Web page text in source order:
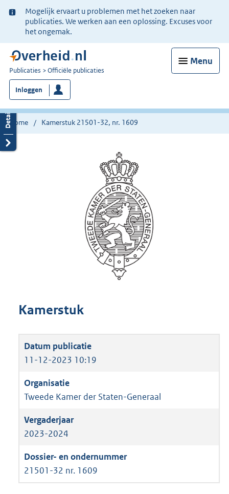
Ter
informatie:
Mogelijk ervaart u problemen met het zoeken naar
publicaties. We werken aan een oplossing. Excuses voor
het ongemak.
Menu
U
bent
nu
hier:
Publicaties Officiële publicaties
Inloggen
Home Kamerstuk 21501-32, nr. 1609
Kamerstuk
11-12-2023 10:19
Tweede Kamer der Staten-Generaal
2023-2024
21501-32 nr. 1609